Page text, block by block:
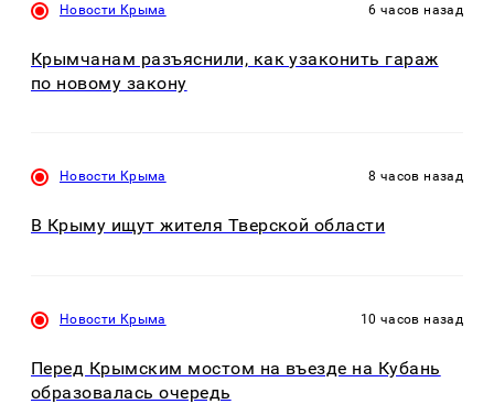
Новости Крыма 6 часов назад
Крымчанам разъяснили, как узаконить гараж
по новому закону
Новости Крыма 8 часов назад
В Крыму ищут жителя Тверской области
Новости Крыма 10 часов назад
Перед Крымским мостом на въезде на Кубань
образовалась очередь